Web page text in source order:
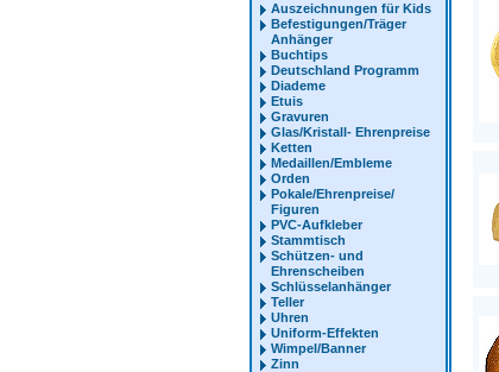
Auszeichnungen für Kids
Befestigungen/Träger
Anhänger
Buchtips
Deutschland Programm
Diademe
Etuis
Gravuren
Glas/Kristall- Ehrenpreise
Ketten
Medaillen/Embleme
Orden
Pokale/Ehrenpreise/
Figuren
PVC-Aufkleber
Stammtisch
Schützen- und
Ehrenscheiben
Schlüsselanhänger
Teller
Uhren
Uniform-Effekten
Wimpel/Banner
Zinn